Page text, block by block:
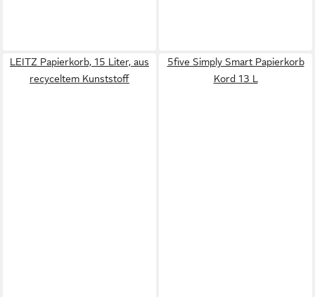
LEITZ Papierkorb, 15 Liter, aus
recyceltem Kunststoff
5five Simply Smart Papierkorb
Kord 13 L